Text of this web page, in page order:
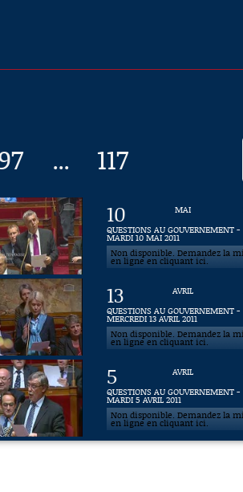
... 117
10 MAI
QUESTIONS AU GOUVERNEMENT -
MARDI 10 MAI 2011
Non disponible. Demandez la
en ligne en cliquant ici.
13 AVRIL
QUESTIONS AU GOUVERNEMENT -
MERCREDI 13 AVRIL 2011
Non disponible. Demandez la
en ligne en cliquant ici.
5 AVRIL
QUESTIONS AU GOUVERNEMENT -
MARDI 5 AVRIL 2011
Non disponible. Demandez la
en ligne en cliquant ici.